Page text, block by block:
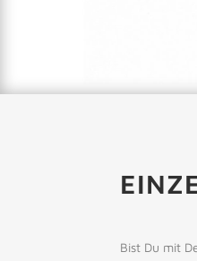
Bist Du mit